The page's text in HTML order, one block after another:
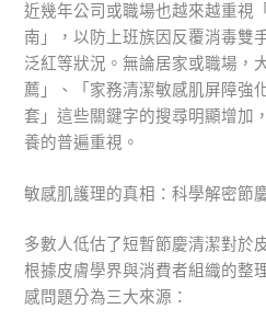
近幾年公司或職場也越來越重視
南」，以防上班族因反覆消毒雙
泛紅等狀況。無論居家或職場，
薦」、「家務清潔敏感肌屏障強
套」這些關鍵字的搜尋明顯增加
養的普遍重視。
敏感肌護理的真相：科學解密節
多數人低估了短暫節慶清潔對於
根據皮膚學界與消費者組織的整
感問題分為三大來源：